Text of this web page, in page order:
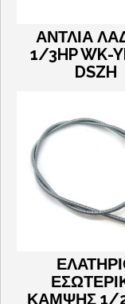
ΑΝΤΛΙΑ
1/3HP WK-
DSZH
ΚΑΜΨΗΣ 1/